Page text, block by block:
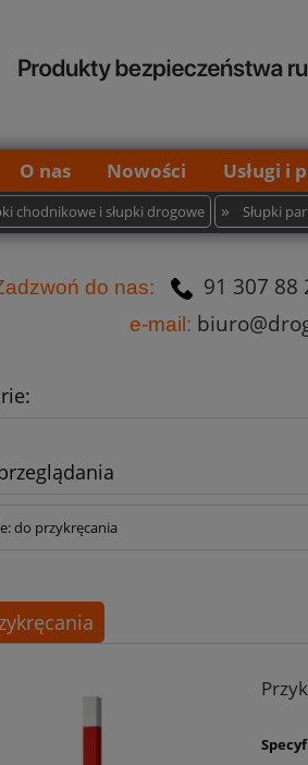
O nas Nowości Usługi i
chodnikowe i słupki drogowe » Słupki
dzwoń do nas: 91 307 88
e-mail:
do przykręcania